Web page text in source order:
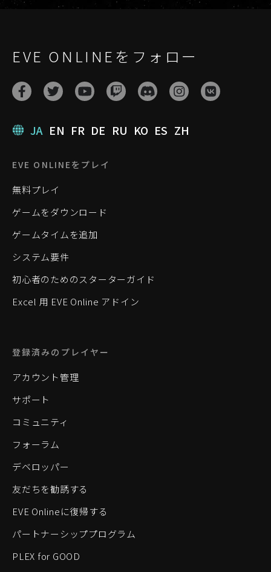
EVE ONLINEをフォロー
JA EN FR DE RU KO ES ZH
EVE ONLINEをプレイ
無料プレイ
ゲームをダウンロード
ゲームタイムを追加
システム要件
初心者のためのスターターガイド
Excel 用 EVE Online アドイン
登録済みのプレイヤー
アカウント管理
サポート
コミュニティ
フォーラム
デベロッパー
友だちを勧誘する
EVE Onlineに復帰する
パートナーシッププログラム
PLEX for GOOD